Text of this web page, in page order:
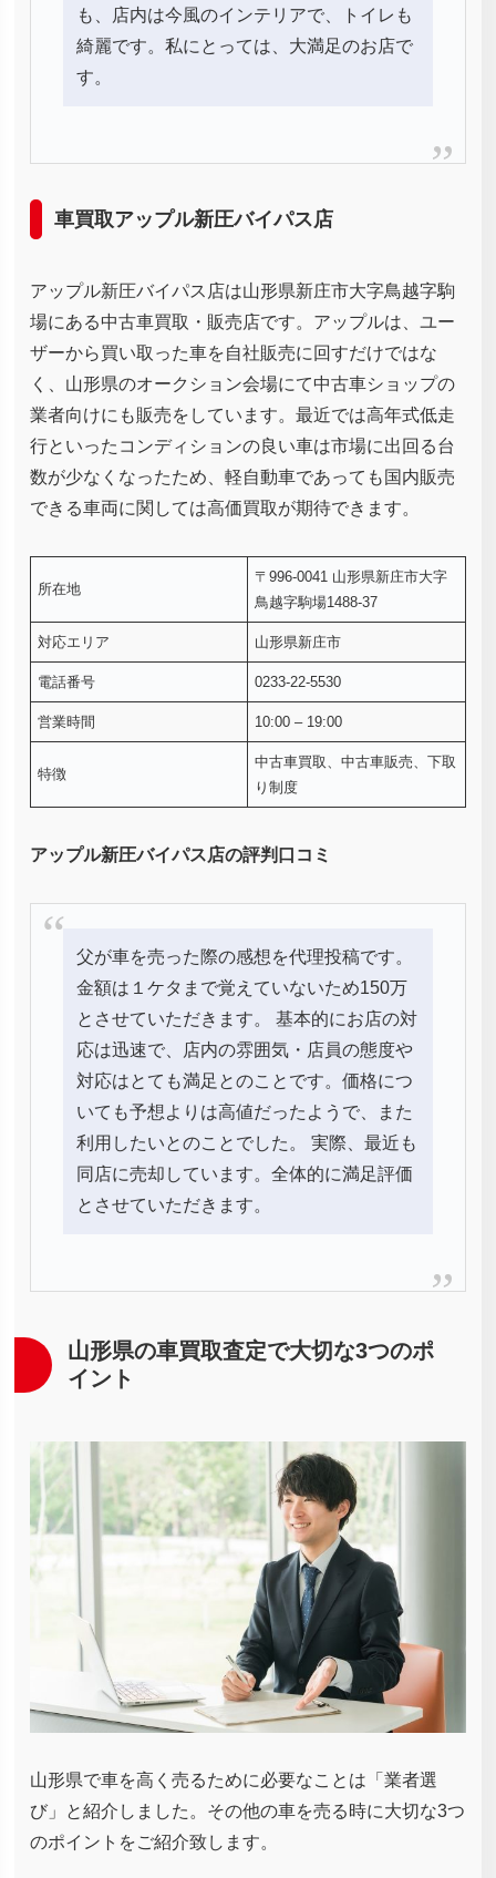
も、店内は今風のインテリアで、トイレも
綺麗です。私にとっては、大満足のお店で
す。
車買取アップル新圧バイパス店
アップル新圧バイパス店は山形県新庄市大字鳥越字駒
場にある中古車買取・販売店です。アップルは、ユー
ザーから買い取った車を自社販売に回すだけではな
く、山形県のオークション会場にて中古車ショップの
業者向けにも販売をしています。最近では高年式低走
行といったコンディションの良い車は市場に出回る台
数が少なくなったため、軽自動車であっても国内販売
できる車両に関しては高価買取が期待できます。
所在地
〒996-0041 山形県新庄市大字
鳥越字駒場1488-37
対応エリア 山形県新庄市
電話番号 0233-22-5530
営業時間 10:00 – 19:00
特徴
中古車買取、中古車販売、下取
り制度
アップル新圧バイパス店の評判口コミ
父が車を売った際の感想を代理投稿です。
金額は１ケタまで覚えていないため150万
とさせていただきます。 基本的にお店の対
応は迅速で、店内の雰囲気・店員の態度や
対応はとても満足とのことです。価格につ
いても予想よりは高値だったようで、また
利用したいとのことでした。 実際、最近も
同店に売却しています。全体的に満足評価
とさせていただきます。
山形県の車買取査定で大切な3つのポ
イント
山形県で車を高く売るために必要なことは「業者選
び」と紹介しました。その他の車を売る時に大切な3つ
のポイントをご紹介致します。